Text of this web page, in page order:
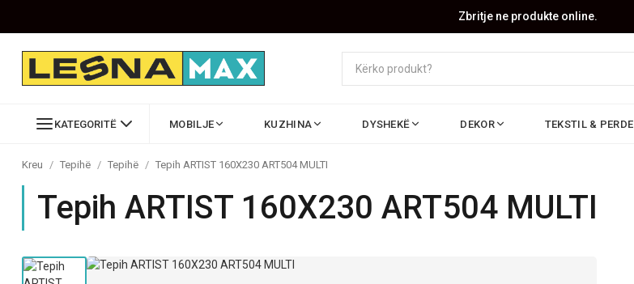
Zbritje ne produkte online.
KATEGORITË MOBILJE KUZHINA DYSHEKË DEKOR TEKSTIL & PERDE
Kreu / Tepihë / Tepihë / Tepih ARTIST 160X230 ART504 MULTI
Tepih ARTIST 160X230 ART504 MULTI